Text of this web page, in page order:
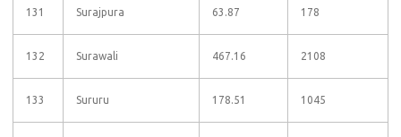
131 Surajpura 63.87 178
132 Surawali 467.16 2108
133 Sururu 178.51 1045